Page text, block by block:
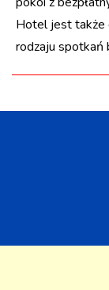
Hotel jest także
rodzaju spotkań